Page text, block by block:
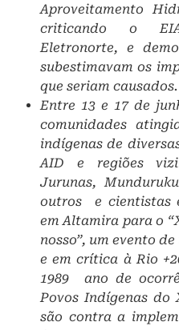
Aproveitamento
criticando o
Eletronorte, e
subestimavam os
que seriam causados. ­
Entre 13 e 17 de
comunidades
indígenas de
AID e regiões
Jurunas,
outros ­ e cientistas
em Altamira para o
nosso”, um evento
e em crítica à Rio
1989 ­ ano de
Povos Indígenas do
são contra a